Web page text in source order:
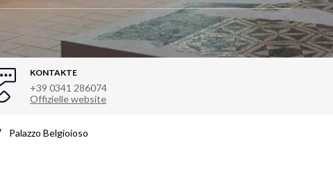
KONTAKTE
+39 0341 286074
Offizielle website
Palazzo Belgioioso